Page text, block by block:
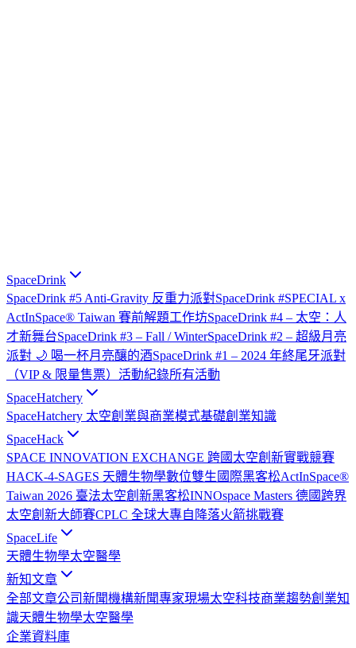
SpaceDrink
SpaceDrink #5 Anti-Gravity 反重力派對SpaceDrink #SPECIAL x
ActInSpace® Taiwan 賽前解題工作坊SpaceDrink #4 – 太空：人
才新舞台SpaceDrink #3 – Fall / WinterSpaceDrink #2 – 超級月亮
派對 🌙 喝一杯月亮釀的酒SpaceDrink #1 – 2024 年終尾牙派對
（VIP & 限量售票） 活動紀錄所有活動
SpaceHatchery
SpaceHatchery 太空創業與商業模式基礎創業知識
SpaceHack
SPACE INNOVATION EXCHANGE 跨國太空創新實戰競賽
HACK-4-SAGES 天體生物學數位雙生國際黑客松ActInSpace®
Taiwan 2026 臺法太空創新黑客松INNOspace Masters 德國跨界
太空創新大師賽CPLC 全球大專自降落火箭挑戰賽
SpaceLife
天體生物學太空醫學
新知文章
全部文章公司新聞機構新聞專家現場太空科技商業趨勢創業知
識天體生物學太空醫學
企業資料庫